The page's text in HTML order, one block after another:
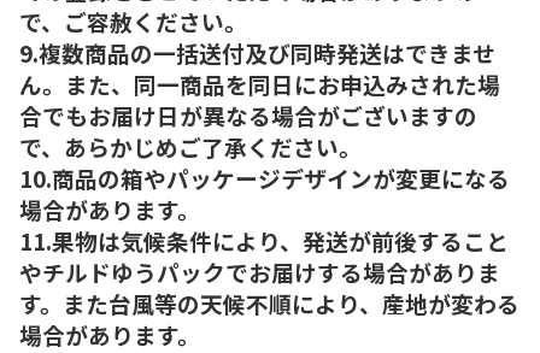
で、ご容赦ください。
9.複数商品の一括送付及び同時発送はできませ
ん。また、同一商品を同日にお申込みされた場
合でもお届け日が異なる場合がございますの
で、あらかじめご了承ください。
10.商品の箱やパッケージデザインが変更になる
場合があります。
11.果物は気候条件により、発送が前後すること
やチルドゆうパックでお届けする場合がありま
す。また台風等の天候不順により、産地が変わる
場合があります。